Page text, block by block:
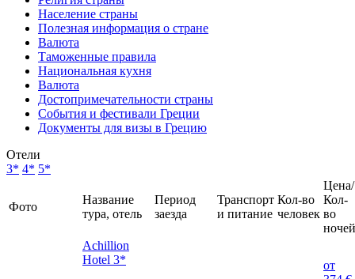
Население страны
Полезная информация о стране
Валюта
Таможенные правила
Национальная кухня
Валюта
Достопримечательности страны
События и фестивали Греции
Документы для визы в Грецию
Отели
3* 4* 5*
Фото
Название
тура, отель
Период
заезда
Транспорт
и питание
Кол-во
человек
Цена/
Кол-
во
ночей
Achillion
Hotel 3*
от